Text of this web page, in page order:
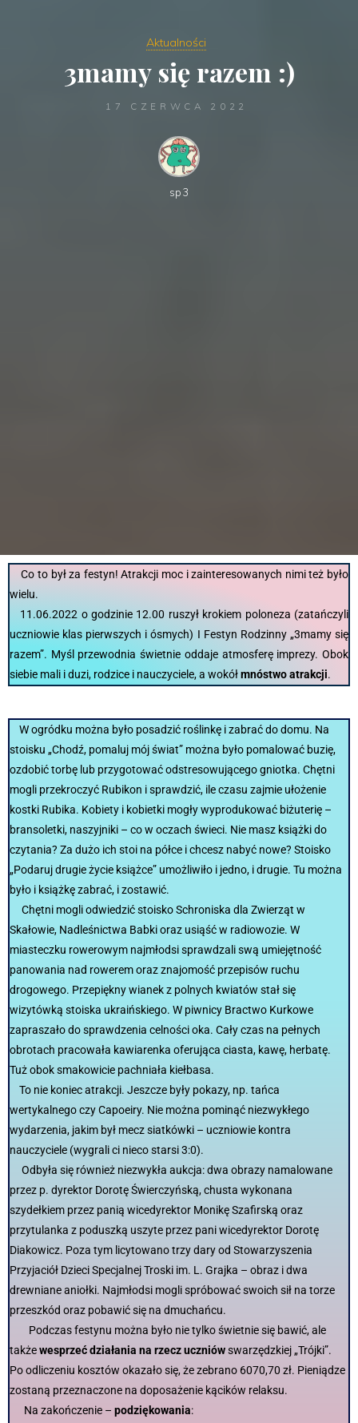
Aktualności
3mamy się razem :)
17 CZERWCA 2022
sp3
Co to był za festyn! Atrakcji moc i zainteresowanych nimi też było
wielu.
11.06.2022 o godzinie 12.00 ruszył krokiem poloneza (zatańczyli
uczniowie klas pierwszych i ósmych) I Festyn Rodzinny „3mamy się
razem”. Myśl przewodnia świetnie oddaje atmosferę imprezy. Obok
siebie mali i duzi, rodzice i nauczyciele, a wokółmnóstwo atrakcji.
W ogródku można było posadzić roślinkę i zabrać do domu. Na
stoisku „Chodź, pomaluj mój świat” można było pomalować buzię,
ozdobić torbę lub przygotować odstresowującego gniotka. Chętni
mogli przekroczyć Rubikon i sprawdzić, ile czasu zajmie ułożenie
kostki Rubika. Kobiety i kobietki mogły wyprodukować biżuterię –
bransoletki, naszyjniki – co w oczach świeci. Nie masz książki do
czytania? Za dużo ich stoi na półce i chcesz nabyć nowe? Stoisko
„Podaruj drugie życie książce” umożliwiło i jedno, i drugie. Tu można
było i książkę zabrać, i zostawić.
Chętni mogli odwiedzić stoisko Schroniska dla Zwierząt w
Skałowie, Nadleśnictwa Babki oraz usiąść w radiowozie. W
miasteczku rowerowym najmłodsi sprawdzali swą umiejętność
panowania nad rowerem oraz znajomość przepisów ruchu
drogowego. Przepiękny wianek z polnych kwiatów stał się
wizytówką stoiska ukraińskiego. W piwnicy Bractwo Kurkowe
zapraszało do sprawdzenia celności oka. Cały czas na pełnych
obrotach pracowała kawiarenka oferująca ciasta, kawę, herbatę.
Tuż obok smakowicie pachniała kiełbasa.
To nie koniec atrakcji. Jeszcze były pokazy, np. tańca
wertykalnego czy Capoeiry. Nie można pominąć niezwykłego
wydarzenia, jakim był mecz siatkówki – uczniowie kontra
nauczyciele (wygrali ci nieco starsi 3:0).
Odbyła się również niezwykła aukcja: dwa obrazy namalowane
przez p. dyrektor Dorotę Świerczyńską, chusta wykonana
szydełkiem przez panią wicedyrektor Monikę Szafirską oraz
przytulanka z poduszką uszyte przez pani wicedyrektor Dorotę
Diakowicz. Poza tym licytowano trzy dary od Stowarzyszenia
Przyjaciół Dzieci Specjalnej Troski im. L. Grajka – obraz i dwa
drewniane aniołki. Najmłodsi mogli spróbować swoich sił na torze
przeszkód oraz pobawić się na dmuchańcu.
Podczas festynu można było nie tylko świetnie się bawić, ale
takżewesprzeć działania na rzecz uczniówswarzędzkiej „Trójki”.
Po odliczeniu kosztów okazało się, że zebrano 6070,70 zł. Pieniądze
zostaną przeznaczone na doposażenie kącików relaksu.
Na zakończenie – podziękowania: